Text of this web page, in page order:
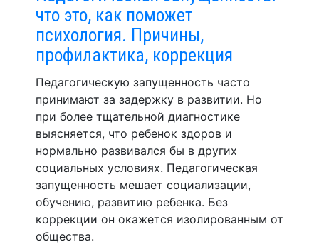
что это, как поможет
психология. Причины,
профилактика, коррекция
Педагогическую запущенность часто
принимают за задержку в развитии. Но
при более тщательной диагностике
выясняется, что ребенок здоров и
нормально развивался бы в других
социальных условиях. Педагогическая
запущенность мешает социализации,
обучению, развитию ребенка. Без
коррекции он окажется изолированным от
общества.